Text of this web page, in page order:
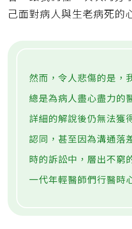
己面對病人與生老病死的
然而，令人悲傷的是，
總是為病人盡心盡力的
詳細的解說後仍無法獲
認同，甚至因為溝通落
時的訴訟中，層出不窮
一代年輕醫師們行醫時